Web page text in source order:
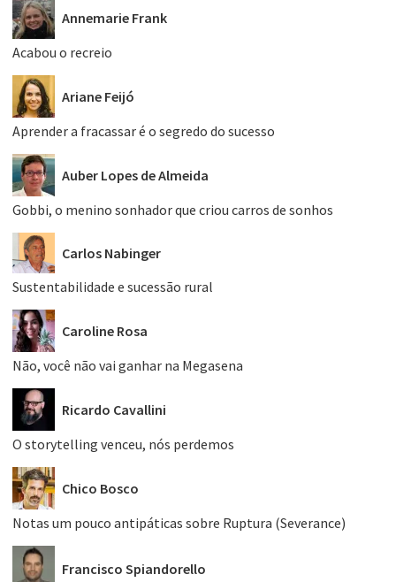
Annemarie Frank
Acabou o recreio
Ariane Feijó
Aprender a fracassar é o segredo do sucesso
Auber Lopes de Almeida
Gobbi, o menino sonhador que criou carros de sonhos
Carlos Nabinger
Sustentabilidade e sucessão rural
Caroline Rosa
Não, você não vai ganhar na Megasena
Ricardo Cavallini
O storytelling venceu, nós perdemos
Chico Bosco
Notas um pouco antipáticas sobre Ruptura (Severance)
Francisco Spiandorello